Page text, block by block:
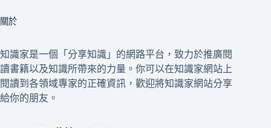
關於
知識家是一個「分享知識」的網路平台，致力於推廣閱
讀書籍以及知識所帶來的力量。你可以在知識家網站上
閱讀到各領域專家的正確資訊，歡迎將知識家網站分享
給你的朋友。